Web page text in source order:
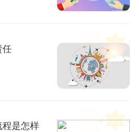
任
程是怎样